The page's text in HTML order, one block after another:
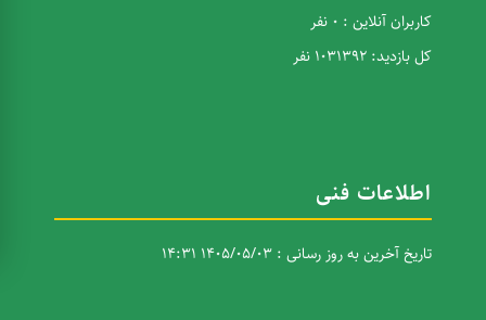
کاربران آنلاین : 0 نفر
کل بازدید: 1031392 نفر
اطلاعات فنی
تاریخ آخرین به روز رسانی : 1405/05/03 14:31